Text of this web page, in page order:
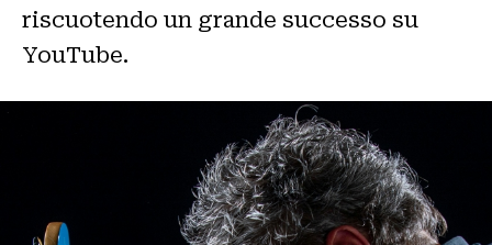
riscuotendo un grande successo su
YouTube.